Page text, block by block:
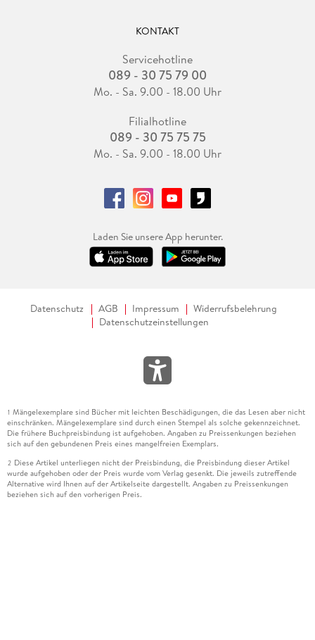
KONTAKT
Servicehotline
089 - 30 75 79 00
Mo. - Sa. 9.00 - 18.00 Uhr
Filialhotline
089 - 30 75 75 75
Mo. - Sa. 9.00 - 18.00 Uhr
Laden Sie unsere App herunter.
Datenschutz AGB Impressum
Widerrufsbelehrung
Datenschutzeinstellungen
1 Mängelexemplare sind Bücher mit leichten Beschädigungen, die das Lesen aber nicht
einschränken. Mängelexemplare sind durch einen Stempel als solche gekennzeichnet.
Die frühere Buchpreisbindung ist aufgehoben. Angaben zu Preissenkungen beziehen
sich auf den gebundenen Preis eines mangelfreien Exemplars.
2 Diese Artikel unterliegen nicht der Preisbindung, die Preisbindung dieser Artikel
wurde aufgehoben oder der Preis wurde vom Verlag gesenkt. Die jeweils zutreffende
Alternative wird Ihnen auf der Artikelseite dargestellt. Angaben zu Preissenkungen
beziehen sich auf den vorherigen Preis.